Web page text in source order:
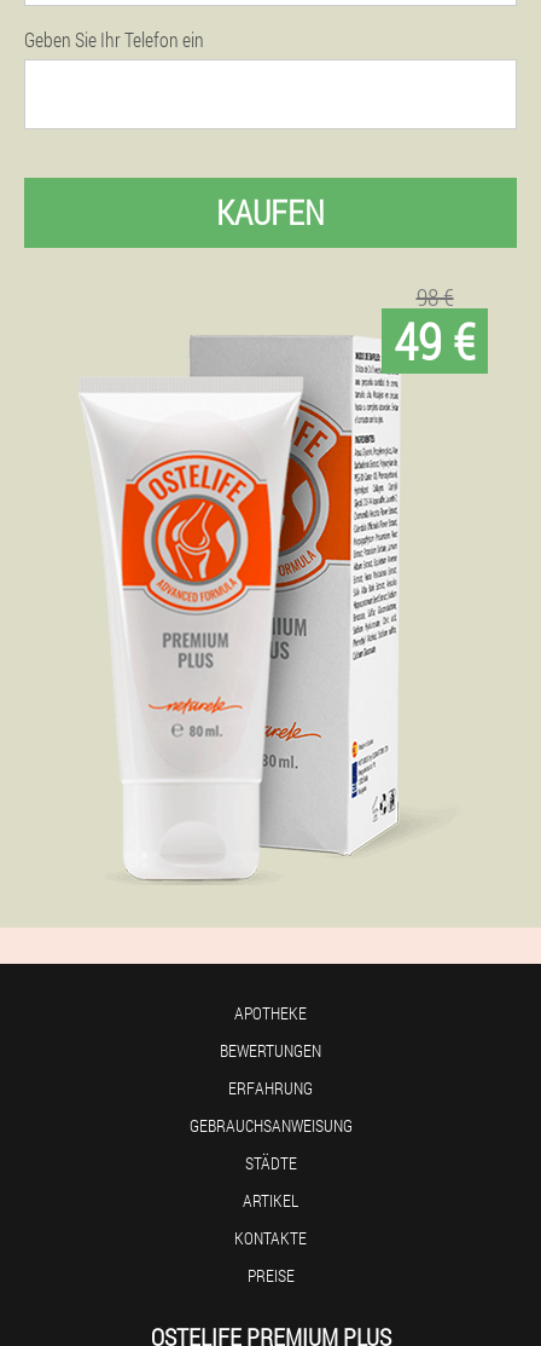
Geben Sie Ihr Telefon ein
KAUFEN
98 €
49 €
APOTHEKE
BEWERTUNGEN
ERFAHRUNG
GEBRAUCHSANWEISUNG
STÄDTE
ARTIKEL
KONTAKTE
PREISE
OSTELIFE PREMIUM PLUS